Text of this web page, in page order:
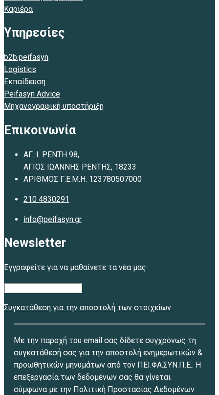
Καριέρα
Υπηρεσίες
b2b.peifasyn
Logistics
Εκπαίδευση
Peifasyn Advice
Μηχανογραφική υποστήριξη
Επικοινωνία
ΑΓ. Ι. ΡΕΝΤΗ 98,
ΑΓΙΟΣ ΙΩΑΝΝΗΣ ΡΕΝΤΗΣ, 18233
ΑΡΙΘΜΟΣ Γ.Ε.Μ.Η. 123780507000
210 4830291
info@peifasyn.gr
Newsletter
Εγγραφείτε για να μαθαίνετε τα νέα μας
Συγκατάθεση για την αποστολή των στοιχείων
Με την παροχή του email σας δίδετε συγχρόνως τη
συγκατάθεσή σας για την αποστολή ενημερωτικών &
προωθητικών μηνυμάτων από τον ΠΕΙ.ΦΑ.ΣΥΝ.Π.Ε.. Η
επεξεργασία των δεδομένων σας θα γίνεται
σύμφωνα με την Πολιτική Προστασίας Δεδομένων